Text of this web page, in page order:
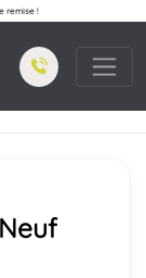
remise !